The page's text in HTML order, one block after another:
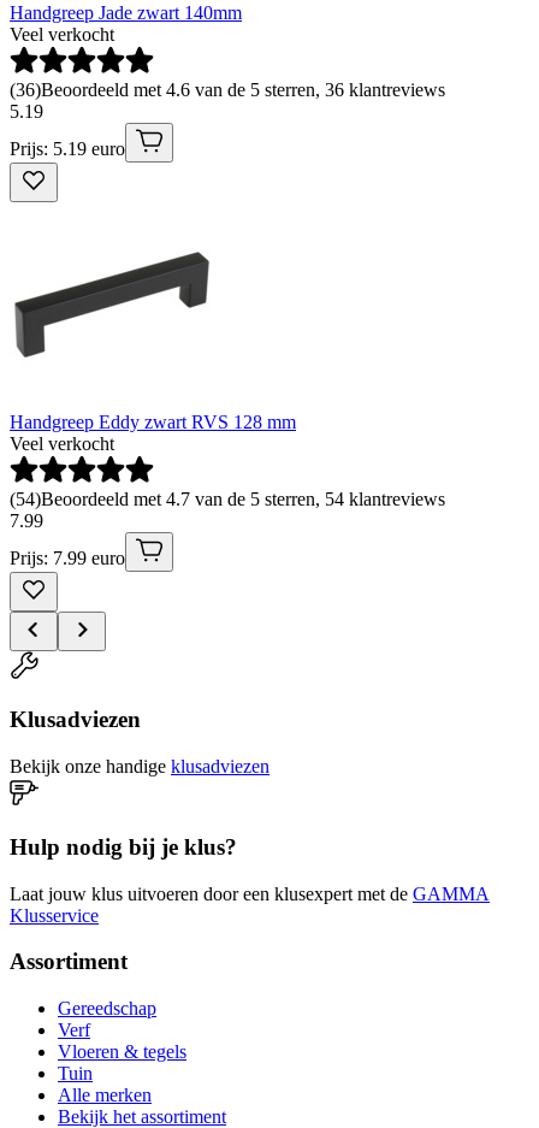
Handgreep Jade zwart 140mm
Veel verkocht
(36)Beoordeeld met 4.6 van de 5 sterren, 36 klantreviews
5.19
Prijs: 5.19 euro
Handgreep Eddy zwart RVS 128 mm
Veel verkocht
(54)Beoordeeld met 4.7 van de 5 sterren, 54 klantreviews
7.99
Prijs: 7.99 euro
Klusadviezen
Bekijk onze handige klusadviezen
Hulp nodig bij je klus?
Laat jouw klus uitvoeren door een klusexpert met de GAMMA
Klusservice
Assortiment
Gereedschap
Verf
Vloeren & tegels
Tuin
Alle merken
Bekijk het assortiment